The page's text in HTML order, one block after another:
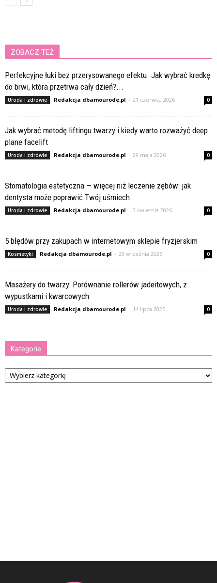
ZOBACZ TEŻ
Perfekcyjne łuki bez przerysowanego efektu. Jak wybrać kredkę
do brwi, która przetrwa cały dzień?...
Uroda i zdrowie Redakcja dbamourode.pl - 21 czerwca 2026 0
Jak wybrać metodę liftingu twarzy i kiedy warto rozważyć deep
plane facelift
Uroda i zdrowie Redakcja dbamourode.pl - 29 maja 2026 0
Stomatologia estetyczna — więcej niż leczenie zębów: jak
dentysta może poprawić Twój uśmiech
Uroda i zdrowie Redakcja dbamourode.pl - 3 kwietnia 2026 0
5 błędów przy zakupach w internetowym sklepie fryzjerskim
Kosmetyki Redakcja dbamourode.pl - 29 września 2025 0
Masażery do twarzy: Porównanie rollerów jadeitowych, z
wypustkami i kwarcowych
Uroda i zdrowie Redakcja dbamourode.pl - 14 lipca 2025 0
Kategorie
Kategorie